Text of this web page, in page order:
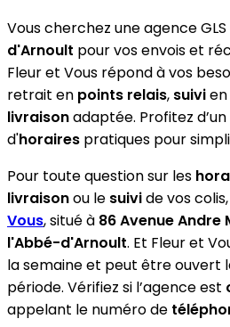
Vous cherchez une agence GLS
d'Arnoult pour vos envois et
Fleur et Vous répond à vos
retrait en points relais, suivi
livraisonadaptée. Profitez
d'horaires pratiques pour
Pour toute question sur les
livraisonou le suivide vos
Vous, situé à 86 Avenue Andre
l'Abbé-d'Arnoult. Et Fleur et
la semaine et peut être ouvert
période. Vérifiez si l’agence est
appelant le numéro de